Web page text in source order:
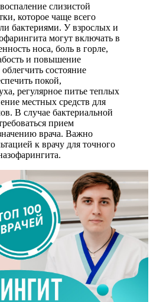
слизистой
которое чаще всего
бактериями. У взрослых и
могут включать в
носа, боль в горле,
и повышение
состояние
покой,
регулярное питье теплых
местных средств для
В случае бактериальной
прием
врача. Важно
к врачу для точного